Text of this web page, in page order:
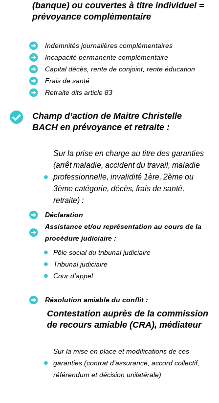
(banque) ou couvertes à titre individuel =
prévoyance complémentaire
Indemnités journalières complémentaires
Incapacité permanente complémentaire
Capital décès, rente de conjoint, rente éducation
Frais de santé
Retraite dits article 83
Champ d’action de Maitre Christelle
BACH en prévoyance et retraite :
Sur la prise en charge au titre des garanties
(arrêt maladie, accident du travail, maladie
professionnelle, invalidité 1ère, 2ème ou
3ème catégorie, décès, frais de santé,
retraite) :
Déclaration
Assistance et/ou représentation au cours de la
procédure judiciaire :
Pôle social du tribunal judiciaire
Tribunal judiciaire
Cour d’appel
Résolution amiable du conflit :
Contestation auprès de la commission
de recours amiable (CRA), médiateur
Sur la mise en place et modifications de ces
garanties (contrat d’assurance, accord collectif,
référendum et décision unilatérale)